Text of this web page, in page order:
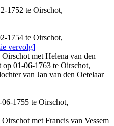
1752 te Oirschot,
1754 te Oirschot,
vervolg]
met Helena van den
op 01-06-1763 te Oirschot,
van Jan van den Oetelaar
1755 te Oirschot,
met Francis van Vessem